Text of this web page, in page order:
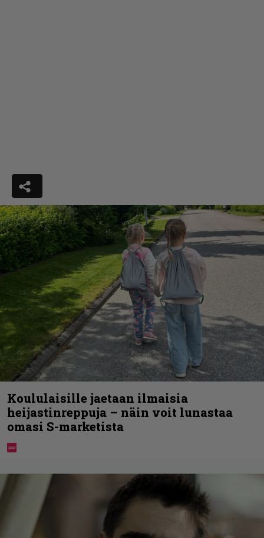
Koululaisille jaetaan ilmaisia
heijastinreppuja – näin voit lunastaa
omasi S-marketista